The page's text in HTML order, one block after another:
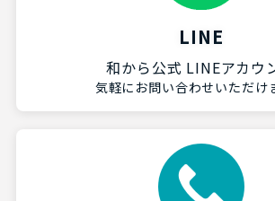
LINE
和から公式 LINEアカウ
気軽にお問い合わせいただけ